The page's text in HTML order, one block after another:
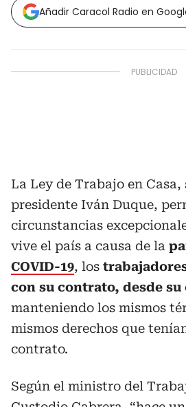
Añadir Caracol Radio en
La Ley de Trabajo en
presidente Iván Duque,
circunstancias
vive el país a causa de la
COVID-19, los
con su contrato, desde su
manteniendo los mismos
mismos derechos que
contrato.
Según el ministro del